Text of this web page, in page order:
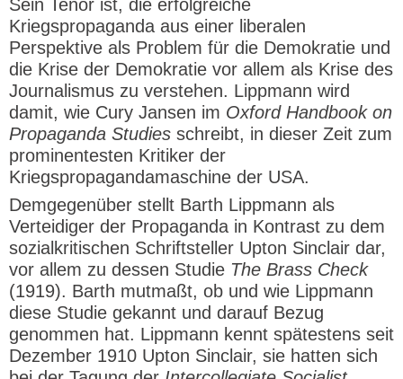
Sein Tenor ist, die erfolgreiche
Kriegspropaganda aus einer liberalen
Perspektive als Problem für die Demokratie und
die Krise der Demokratie vor allem als Krise des
Journalismus zu verstehen. Lippmann wird
damit, wie Cury Jansen im Oxford Handbook on
Propaganda Studies schreibt, in dieser Zeit zum
prominentesten Kritiker der
Kriegspropagandamaschine der USA.
Demgegenüber stellt Barth Lippmann als
Verteidiger der Propaganda in Kontrast zu dem
sozialkritischen Schriftsteller Upton Sinclair dar,
vor allem zu dessen Studie The Brass Check
(1919). Barth mutmaßt, ob und wie Lippmann
diese Studie gekannt und darauf Bezug
genommen hat. Lippmann kennt spätestens seit
Dezember 1910 Upton Sinclair, sie hatten sich